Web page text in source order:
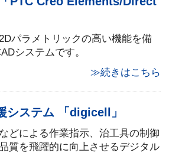
パラメトリックの高い機能を備
システムです。
≫続きはこちら
システム 「digicell」
どによる作業指示、治工具の制御
質を飛躍的に向上させるデジタル